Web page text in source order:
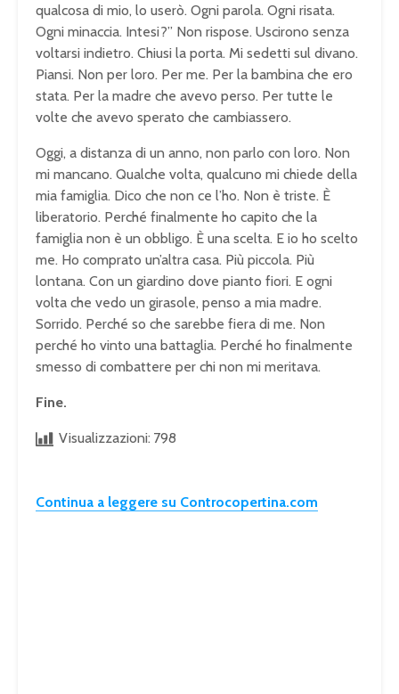
qualcosa di mio, lo userò. Ogni parola. Ogni risata.
Ogni minaccia. Intesi?” Non rispose. Uscirono senza
voltarsi indietro. Chiusi la porta. Mi sedetti sul divano.
Piansi. Non per loro. Per me. Per la bambina che ero
stata. Per la madre che avevo perso. Per tutte le
volte che avevo sperato che cambiassero.
Oggi, a distanza di un anno, non parlo con loro. Non
mi mancano. Qualche volta, qualcuno mi chiede della
mia famiglia. Dico che non ce l’ho. Non è triste. È
liberatorio. Perché finalmente ho capito che la
famiglia non è un obbligo. È una scelta. E io ho scelto
me. Ho comprato un’altra casa. Più piccola. Più
lontana. Con un giardino dove pianto fiori. E ogni
volta che vedo un girasole, penso a mia madre.
Sorrido. Perché so che sarebbe fiera di me. Non
perché ho vinto una battaglia. Perché ho finalmente
smesso di combattere per chi non mi meritava.
Fine.
Visualizzazioni: 798
Continua a leggere su Controcopertina.com